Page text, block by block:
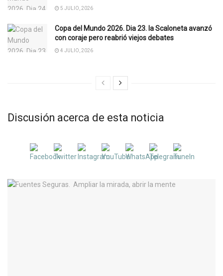
5 JULIO, 2026
Copa del Mundo 2026. Dia 23. la Scaloneta avanzó
con coraje pero reabrió viejos debates
4 JULIO, 2026
Discusión acerca de esta noticia